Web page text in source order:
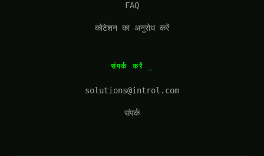
FAQ
कोटेशन का अनुरोध करें
संपर्क करें
solutions@introl.com
संपर्क